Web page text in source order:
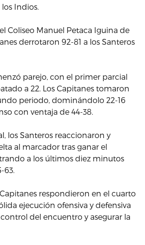
Indios.
Coliseo Manuel Petaca Iguina de
derrotaron 92-81 a los Santeros
parejo, con el primer parcial
a 22. Los Capitanes tomaron
periodo, dominándolo 22-16
con ventaja de 44-38.
los Santeros reaccionaron y
al marcador tras ganar el
a los últimos diez minutos
63.
respondieron en el cuarto
ejecución ofensiva y defensiva
del encuentro y asegurar la